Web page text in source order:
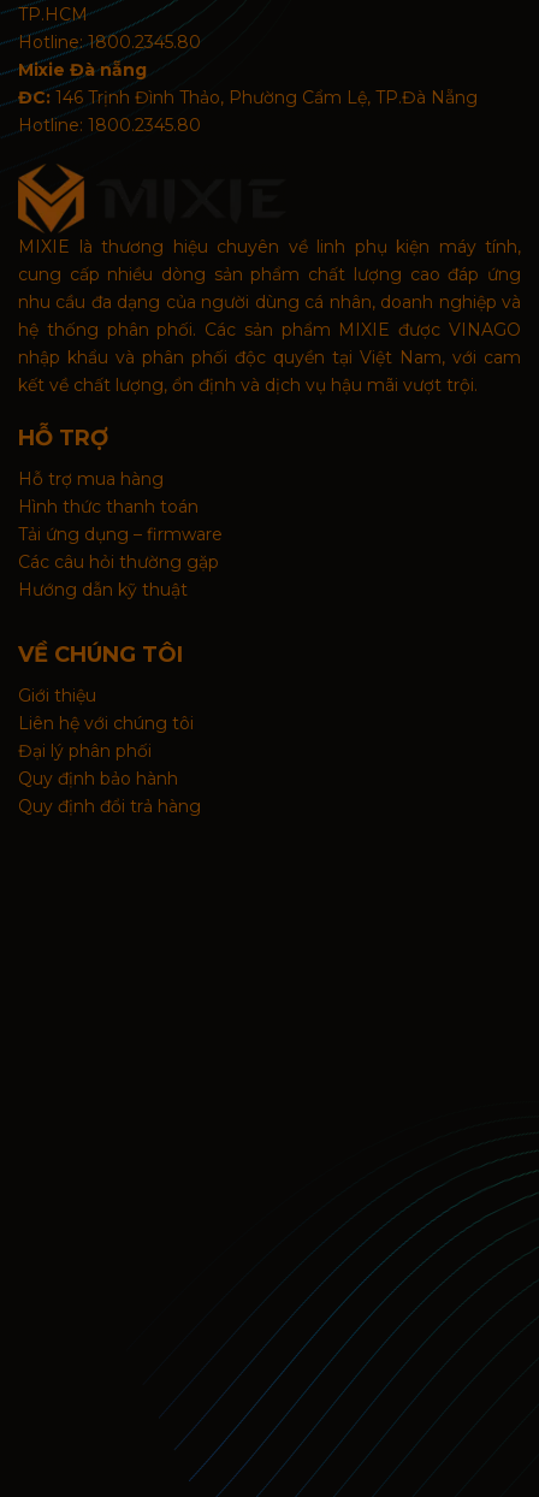
TP.HCM
Hotline: 1800.2345.80
Mixie Đà nẵng
ĐC: 146 Trịnh Đình Thảo, Phường Cẩm Lệ, TP.Đà Nẵng
Hotline: 1800.2345.80
MIXIE là thương hiệu chuyên về linh phụ kiện máy tính,
cung cấp nhiều dòng sản phẩm chất lượng cao đáp ứng
nhu cầu đa dạng của người dùng cá nhân, doanh nghiệp và
hệ thống phân phối. Các sản phẩm MIXIE được VINAGO
nhập khẩu và phân phối độc quyền tại Việt Nam, với cam
kết về chất lượng, ổn định và dịch vụ hậu mãi vượt trội.
HỖ TRỢ
Hỗ trợ mua hàng
Hình thức thanh toán
Tải ứng dụng – firmware
Các câu hỏi thường gặp
Hướng dẫn kỹ thuật
VỀ CHÚNG TÔI
Giới thiệu
Liên hệ với chúng tôi
Đại lý phân phối
Quy định bảo hành
Quy định đổi trả hàng